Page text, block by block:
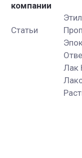
компании
Статьи
Лак